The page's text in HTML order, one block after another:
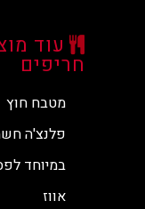
עוד
חריפים
מטבח חוץ
פלנצ'ה
במיוחד
אווז